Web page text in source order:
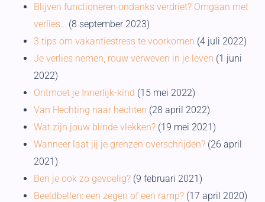
Blijven functioneren ondanks verdriet? Omgaan met
verlies… (8 september 2023)
3 tips om vakantiestress te voorkomen (4 juli 2022)
Je verlies nemen, rouw verweven in je leven (1 juni
2022)
Ontmoet je Innerlijk-kind (15 mei 2022)
Van Hechting naar hechten (28 april 2022)
Wat zijn jouw blinde vlekken? (19 mei 2021)
Wanneer laat jij je grenzen overschrijden? (26 april
2021)
Ben je ook zo gevoelig? (9 februari 2021)
Beeldbellen: een zegen of een ramp? (17 april 2020)